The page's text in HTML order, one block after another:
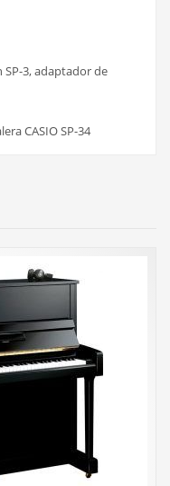
SP-3, adaptador de
CASIO SP-34